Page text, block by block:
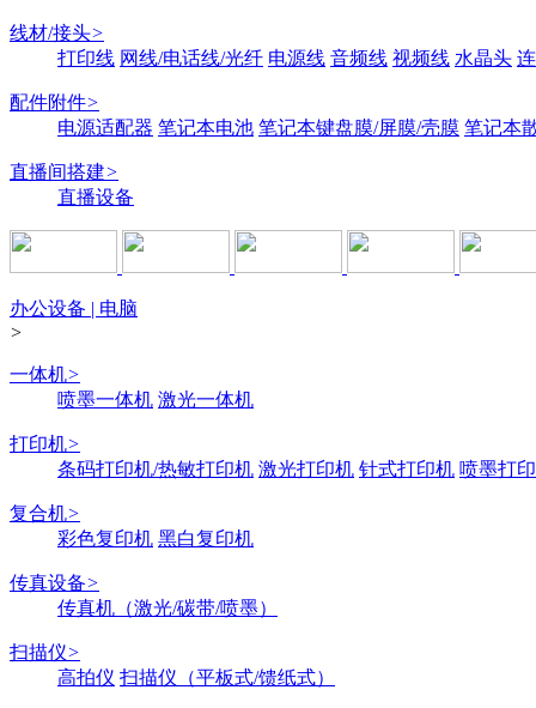
线材/接头>
打印线 网线/电话线/光纤 电源线 音频线 视频线 水晶头
配件附件>
电源适配器 笔记本电池 笔记本键盘膜/屏膜/壳膜 笔记本
直播间搭建>
直播设备
办公设备 | 电脑
>
一体机>
喷墨一体机 激光一体机
打印机>
条码打印机/热敏打印机 激光打印机 针式打印机 喷墨打
复合机>
彩色复印机 黑白复印机
传真设备>
传真机（激光/碳带/喷墨）
扫描仪>
高拍仪 扫描仪（平板式/馈纸式）